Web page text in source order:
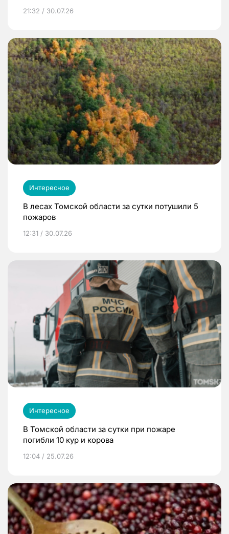
21:32 / 30.07.26
Интересное
В лесах Томской области за сутки потушили 5
пожаров
12:31 / 30.07.26
Интересное
В Томской области за сутки при пожаре
погибли 10 кур и корова
12:04 / 25.07.26